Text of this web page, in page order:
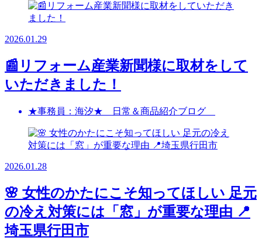
2026.01.29
📰リフォーム産業新聞様に取材をして
いただきました！
★事務員：海汐★ 日常＆商品紹介ブログ
2026.01.28
🌸 女性のかたにこそ知ってほしい 足元
の冷え対策には「窓」が重要な理由 📍
埼玉県行田市